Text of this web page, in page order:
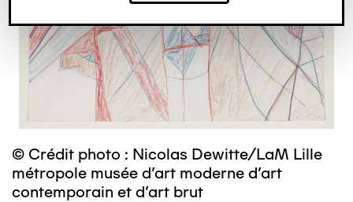
© Crédit photo : Nicolas Dewitte/LaM Lille
métropole musée d’art moderne d’art
contemporain et d’art brut